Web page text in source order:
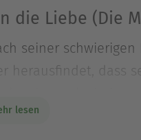
die Liebe (Die
seiner
herausfindet, dass
herausfindet, dass
lesen